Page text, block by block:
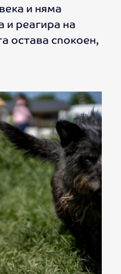
и няма
и реагира на
остава спокоен,